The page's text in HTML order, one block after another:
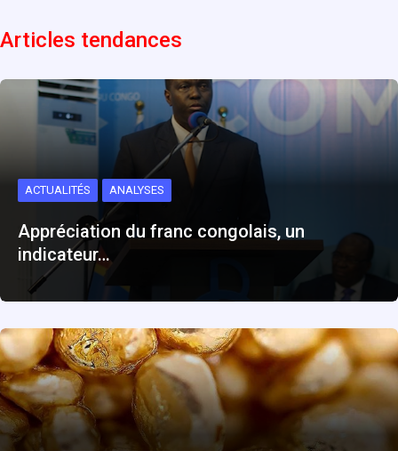
Articles tendances
ACTUALITÉS ANALYSES
Appréciation du franc congolais, un
indicateur…